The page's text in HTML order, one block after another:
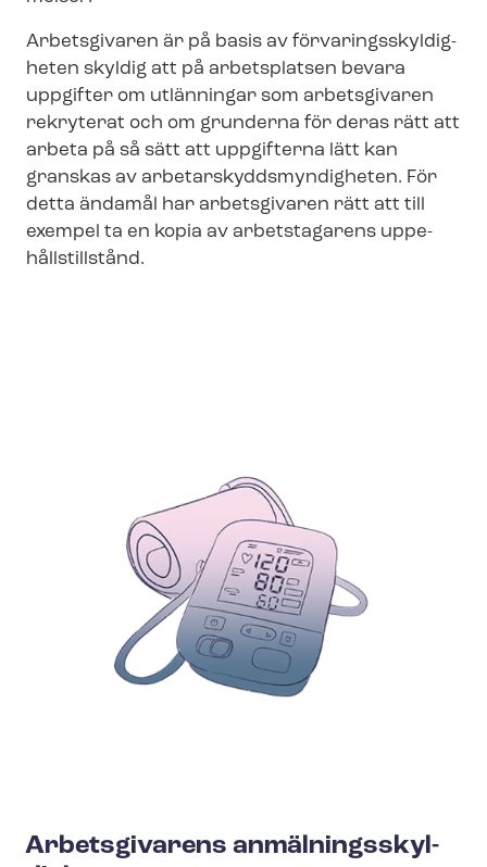
Arbetsgivaren är på basis av för­va­rings­skyl­dig­
he­ten skyldig att på arbetsplatsen bevara
uppgifter om utlänningar som arbetsgivaren
rekryterat och om grunderna för deras rätt att
arbeta på så sätt att uppgifterna lätt kan
granskas av ar­be­tar­skydds­myn­dig­he­ten. För
detta ändamål har arbetsgivaren rätt att till
exempel ta en kopia av arbetstagarens up­pe­
hålls­till­stånd.
Arbetsgivarens an­mäl­nings­skyl­